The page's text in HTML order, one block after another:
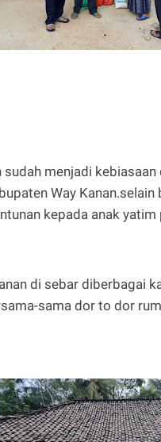
menjadi
Way
kepada anak
di sebar diberbagai
sama dor to dor